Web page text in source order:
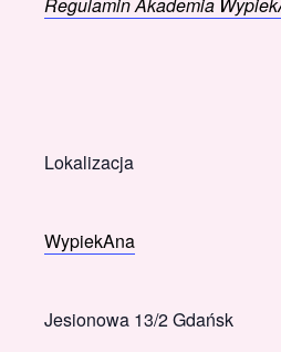
Lokalizacja
WypiekAna
Jesionowa 13/2 Gdańsk